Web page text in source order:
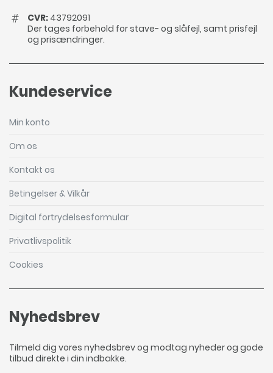
CVR: 43792091
Der tages forbehold for stave- og slåfejl, samt prisfejl
og prisændringer.
Kundeservice
Min konto
Om os
Kontakt os
Betingelser & Vilkår
Digital fortrydelsesformular
Privatlivspolitik
Cookies
Nyhedsbrev
Tilmeld dig vores nyhedsbrev og modtag nyheder og gode
tilbud direkte i din indbakke.